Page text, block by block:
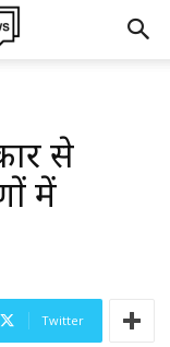
से
में
Twitter